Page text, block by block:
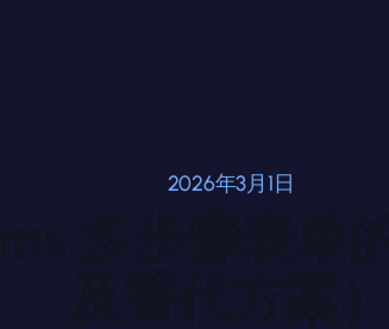
2026年3月1日